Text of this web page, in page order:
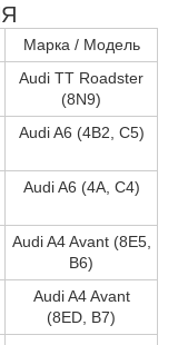
Марка / Модель
Audi TT Roadster
(8N9)
Audi A6 (4B2, C5)
Audi A6 (4A, C4)
Audi A4 Avant (8E5,
B6)
Audi A4 Avant
(8ED, B7)